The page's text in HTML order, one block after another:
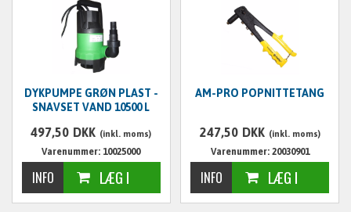
DYKPUMPE GRØN PLAST -
SNAVSET VAND 10500 L
497,50 DKK (inkl. moms)
Varenummer: 10025000
AM-PRO POPNITTETANG
247,50 DKK (inkl. moms)
Varenummer: 20030901